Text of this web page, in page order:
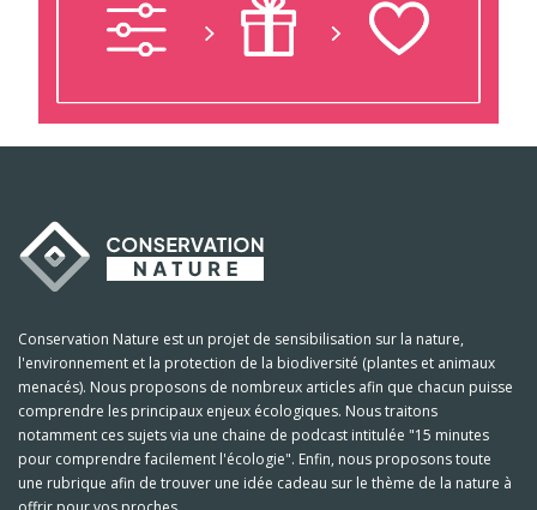
Conservation Nature est un projet de sensibilisation sur la nature,
l'environnement et la protection de la biodiversité (plantes et animaux
menacés). Nous proposons de nombreux articles afin que chacun puisse
comprendre les principaux enjeux écologiques. Nous traitons
notamment ces sujets via une chaine de podcast intitulée "15 minutes
pour comprendre facilement l'écologie". Enfin, nous proposons toute
une rubrique afin de trouver une idée cadeau sur le thème de la nature à